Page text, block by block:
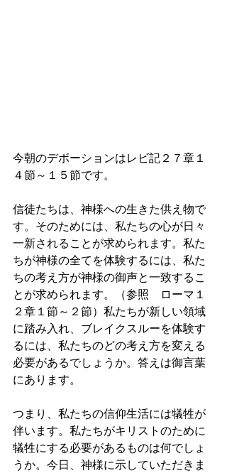
今朝のデボーションはレビ記２７章１
４節～１５節です。
信徒たちは、神様への生きた供え物で
す。そのためには、私たちの心が日々
一新されることが求められます。私た
ちが神様の全てを体験するには、私た
ちの考え方が神様の御声と一致するこ
とが求められます。（参照　ローマ１
２章１節～２節）私たちが新しい領域
に踏み入れ、ブレイクスルーを体験す
るには、私たちのどの考え方を変える
必要があるでしょうか。答えは御言葉
にあります。
つまり、私たちの信仰生活には犠牲が
伴います。私たちがキリストのために
犠牲にする必要があるものは何でしょ
うか。今日、神様に示していただきま